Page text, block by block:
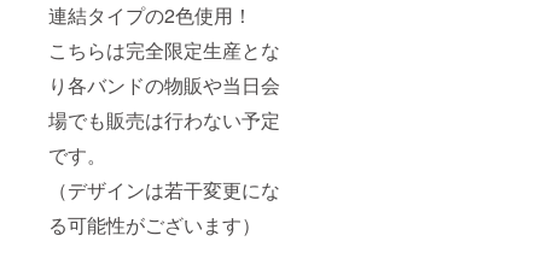
連結タイプの2色使用！
こちらは完全限定生産とな
り各バンドの物販や当日会
場でも販売は行わない予定
です。
（デザインは若干変更にな
る可能性がございます）